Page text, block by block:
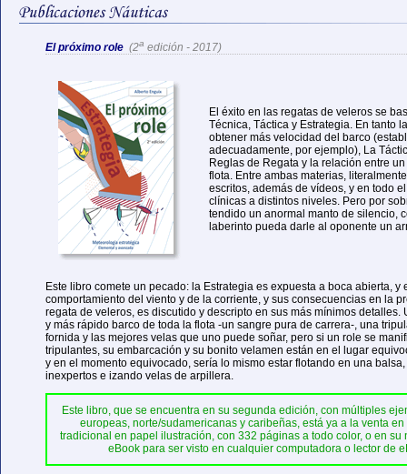
El próximo role (2a edición - 2017)
El éxito en las regatas de veleros se
Técnica, Táctica y Estrategia. En tanto
obtener más velocidad del barco
adecuadamente, por ejemplo), La
Reglas de Regata y la relación entre
flota. Entre ambas materias,
escritos, además de vídeos, y en todo
clínicas a distintos niveles. Pero por
tendido un anormal manto de silencio,
laberinto pueda darle al oponente un
Este libro comete un pecado: la Estrategia es expuesta a boca abierta, y
comportamiento del viento y de la corriente, y sus consecuencias en la
regata de veleros, es discutido y descripto en sus más mínimos detalles.
y más rápido barco de toda la flota -un sangre pura de carrera-, una
fornida y las mejores velas que uno puede soñar, pero si un role se
tripulantes, su embarcación y su bonito velamen están en el lugar
y en el momento equivocado, sería lo mismo estar flotando en una
inexpertos e izando velas de arpillera.
Este libro, que se encuentra en su segunda edición, con múltiples
europeas, norte/sudamericanas y caribeñas, está ya a la venta
tradicional en papel ilustración, con 332 páginas a todo color, o en su
eBook para ser visto en cualquier computadora o lector de